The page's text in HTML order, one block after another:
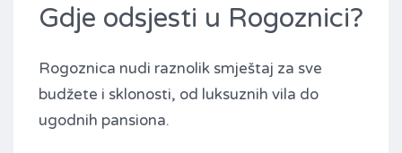
Gdje odsjesti u Rogoznici?
Rogoznica nudi raznolik smještaj za sve
budžete i sklonosti, od luksuznih vila do
ugodnih pansiona.